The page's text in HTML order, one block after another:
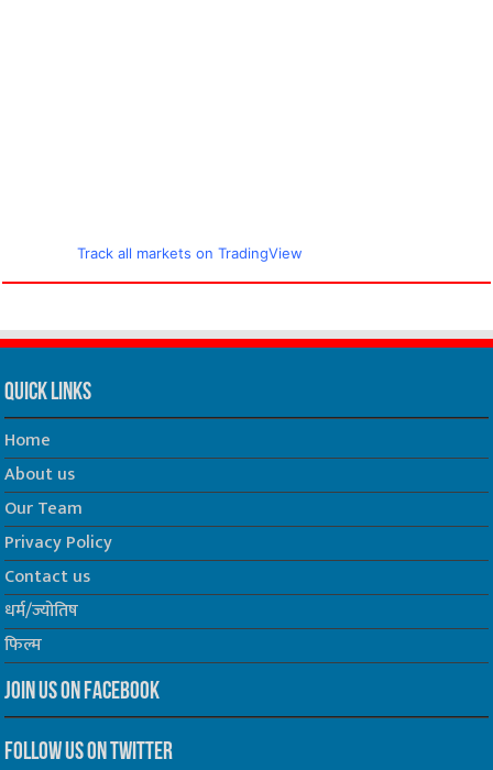
Track all markets on TradingView
Quick Links
Home
About us
Our Team
Privacy Policy
Contact us
धर्म/ज्योतिष
फिल्म
Join us on Facebook
Follow us on Twitter